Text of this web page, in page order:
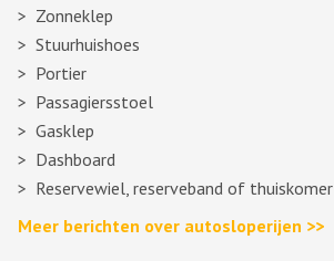
Zonneklep
Stuurhuishoes
Portier
Passagiersstoel
Gasklep
Dashboard
Reservewiel, reserveband of thuiskomer
Meer berichten over autosloperijen >>